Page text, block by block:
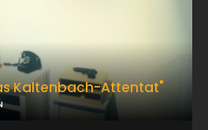
Kaltenbach-Attentat"